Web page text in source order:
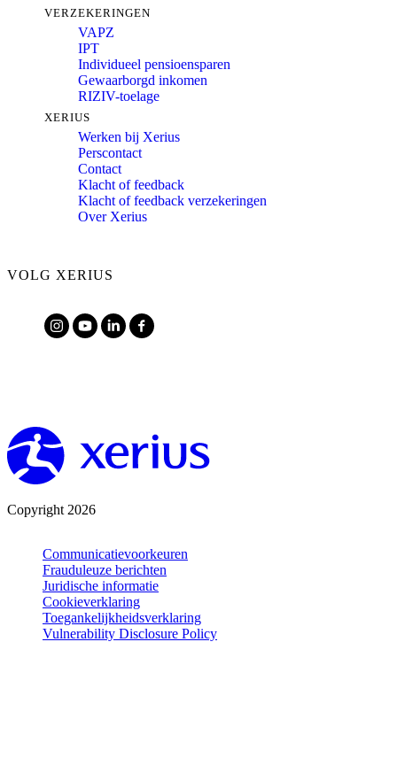
VERZEKERINGEN
VAPZ
IPT
Individueel pensioensparen
Gewaarborgd inkomen
RIZIV-toelage
XERIUS
Werken bij Xerius
Perscontact
Contact
Klacht of feedback
Klacht of feedback verzekeringen
Over Xerius
VOLG XERIUS
Copyright 2026
Communicatievoorkeuren
Frauduleuze berichten
Juridische informatie
Cookieverklaring
Toegankelijkheidsverklaring
Vulnerability Disclosure Policy